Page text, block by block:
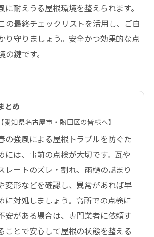
に耐えうる屋根環境を整えられます。
の最終チェックリストを活用し、ご自
り守りましょう。安全かつ効果的な点
鍵です。
とめ
【愛知県名古屋市・熱田区の皆様へ】
の強風による屋根トラブルを防ぐた
には、事前の点検が大切です。瓦や
レートのズレ・割れ、雨樋の詰まり
変形などを確認し、異常があれば早
に対処しましょう。高所での点検に
安がある場合は、専門業者に依頼す
ことで安心して屋根の状態を整える